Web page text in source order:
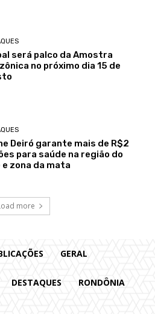
será palco da Amostra
no próximo dia 15 de
Deiró garante mais de R$2
para saúde na região do
zona da mata
more
GERAL
DESTAQUES RONDÔNIA